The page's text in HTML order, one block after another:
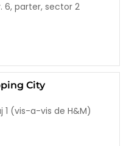
6, parter, sector 2
City
1 (vis-a-vis de H&M)